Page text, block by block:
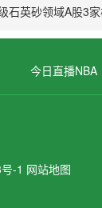
石英砂领域A股3
今日直播NBA
-1 网站地图